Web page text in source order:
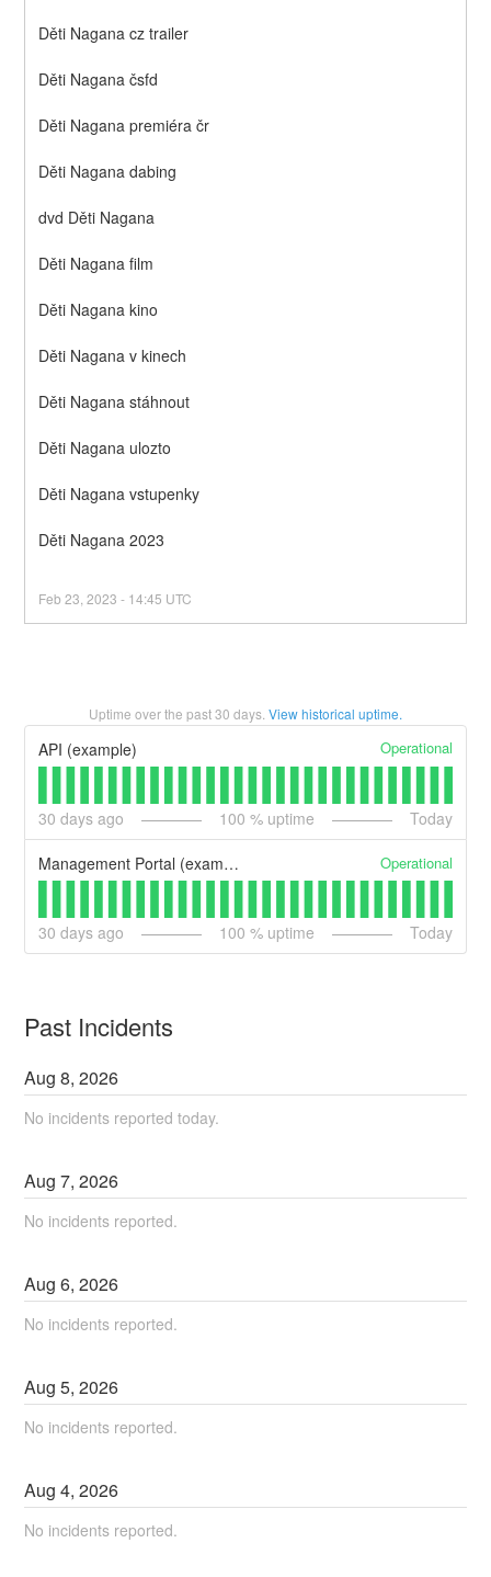
Děti Nagana cz trailer
Děti Nagana čsfd
Děti Nagana premiéra čr
Děti Nagana dabing
dvd Děti Nagana
Děti Nagana film
Děti Nagana kino
Děti Nagana v kinech
Děti Nagana stáhnout
Děti Nagana ulozto
Děti Nagana vstupenky
Děti Nagana 2023
Feb23 ,2023 - 14:45 UTC
Uptime over the past30 days. View historical uptime.
API (example) Operational
30 days ago 100 % uptime Today
Management Portal (example) Operational
30 days ago 100 % uptime Today
Past Incidents
Aug8,2026
No incidents reported today.
Aug7,2026
No incidents reported.
Aug6,2026
No incidents reported.
Aug5,2026
No incidents reported.
Aug4,2026
No incidents reported.